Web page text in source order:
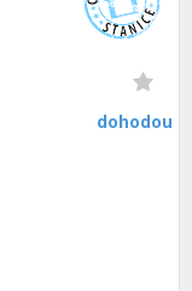
dohodou